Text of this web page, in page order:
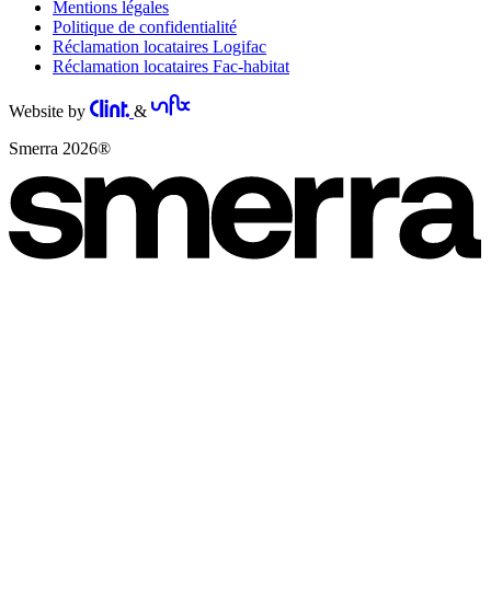
Mentions légales
Politique de confidentialité
Réclamation locataires Logifac
Réclamation locataires Fac-habitat
Website by
&
Smerra 2026®